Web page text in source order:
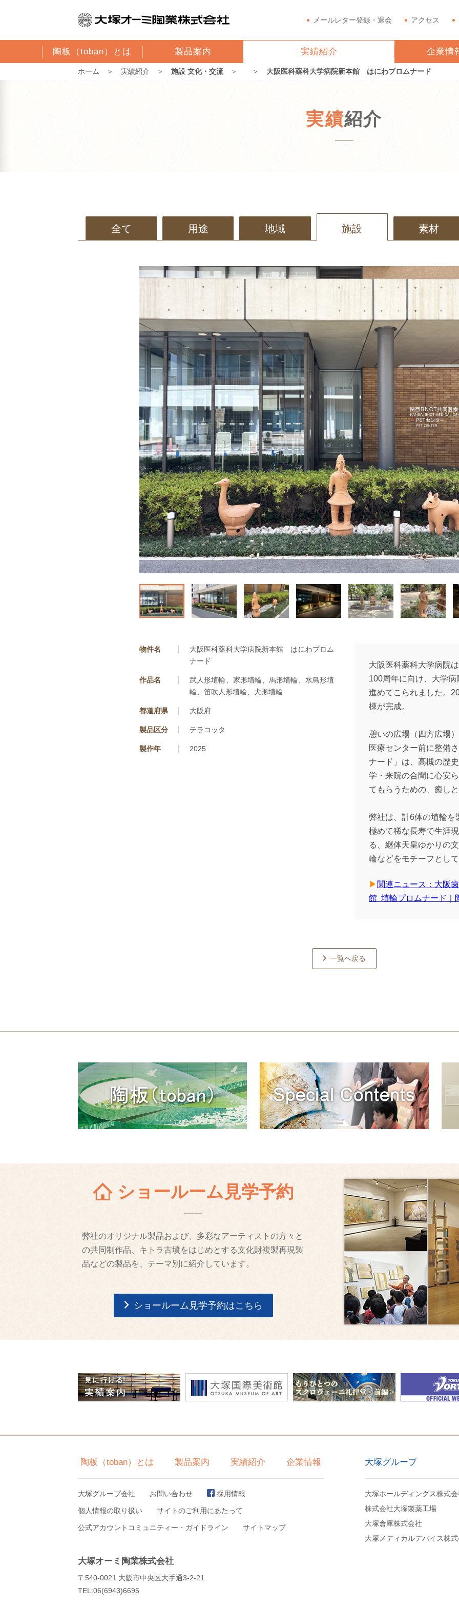
メールレター登録・退会 アクセス
陶板（toban）とは 製品案内 実績紹介 企業情
ホーム ＞ 実績紹介 ＞ 施設 文化・交流＞ ＞ 大阪医科薬科大学病院新本館 はにわプロムナード
実績紹介
全て 用途 地域 施設 素材
物件名
大阪医科薬科大学病院新本館 はにわプロム
ナード
作品名
武人形埴輪、家形埴輪、馬形埴輪、水鳥形埴
輪、笛吹人形埴輪、犬形埴輪
都道府県 大阪府
製品区分 テラコッタ
製作年 2025
大阪医科薬科大学病院
100周年に向け、大学
進めてこられました。
棟が完成。
憩いの広場（四方広場
医療センター前に整備
ナード」は、高槻の歴
学・来院の合間に心安
てもらうための、癒し
弊社は、 計6体の埴輪を
極めて稀な長寿で生涯
る、継体天皇ゆかりの
輪などをモチーフとし
▶ 関連ニュース：大阪
館 埴輪プロムナード｜
一覧へ戻る
ショールーム見学予約
弊社のオリジナル製品および、多彩なアーティストの方々と
の共同制作品、キトラ古墳をはじめとする文化財複製再現製
品などの製品を、テーマ別に紹介しています。
ショールーム見学予約はこちら
陶板（toban）とは 製品案内 実績紹介 企業情報
大塚グループ会社 お問い合わせ 採用情報
個人情報の取り扱い サイトのご利用にあたって
公式アカウントコミュニティー・ガイドライン サイトマップ
大塚グループ
大塚ホールディングス株式
株式会社大塚製薬工場
大塚倉庫株式会社
大塚メディカルデバイス株
大塚オーミ陶業株式会社
〒540-0021 大阪市中央区大手通3-2-21
TEL:06(6943)6695